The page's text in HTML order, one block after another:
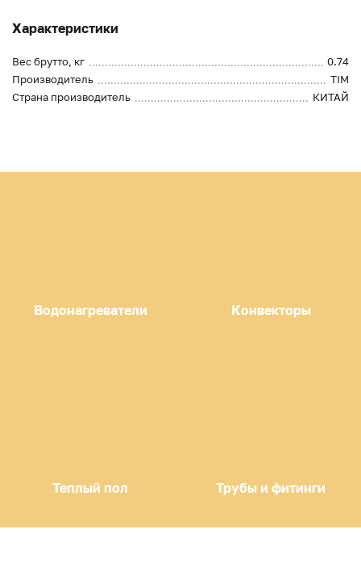
Характеристики
Вес брутто, кг
0.74
Производитель
TIM
Страна производитель
КИТАЙ
Водонагреватели Конвекторы
Теплый пол Трубы и фитинги